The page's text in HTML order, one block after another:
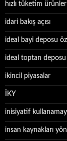
hızlı tüketim
idari bakış açısı
ideal bayi deposu
ideal toptan deposu
ikincil piyasalar
İKY
inisiyatif
insan kaynakları